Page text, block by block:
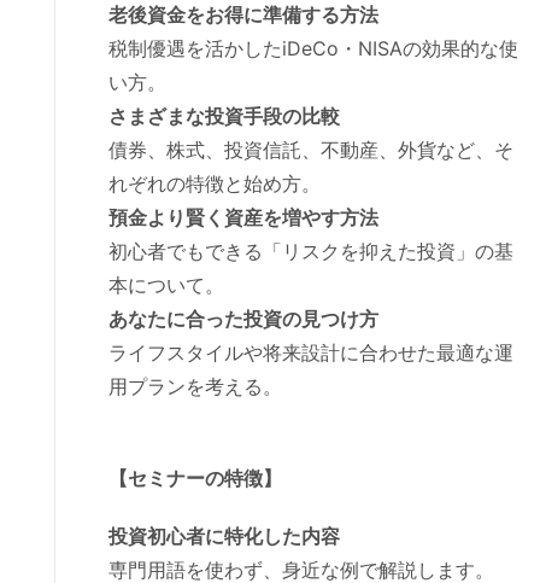
老後資金をお得に準備する方法
税制優遇を活かしたiDeCo・NISAの効果的な使
い方。
さまざまな投資手段の比較
債券、株式、投資信託、不動産、外貨など、そ
れぞれの特徴と始め方。
預金より賢く資産を増やす方法
初心者でもできる「リスクを抑えた投資」の基
本について。
あなたに合った投資の見つけ方
ライフスタイルや将来設計に合わせた最適な運
用プランを考える。
【セミナーの特徴】
投資初心者に特化した内容
専門用語を使わず、身近な例で解説します。